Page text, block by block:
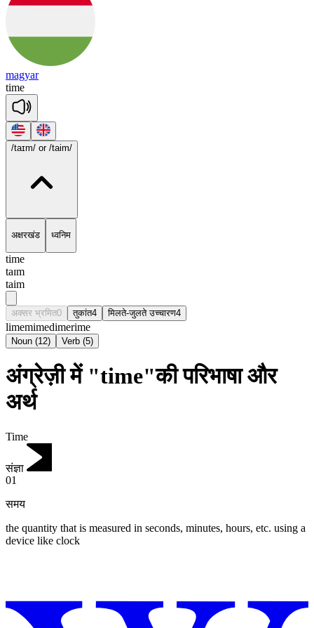
magyar
time
/taɪm/ or /taim/
अक्षरखंड ध्वनिम
time
taɪm
taim
अक्सर भ्रमित0 तुकांत4 मिलते-जुलते उच्चारण4
limemimedimerime
Noun (12) Verb (5)
अंग्रेज़ी में "time"की परिभाषा और
अर्थ
Time
संज्ञा
01
समय
the quantity that is measured in seconds, minutes, hours, etc. using a
device like clock